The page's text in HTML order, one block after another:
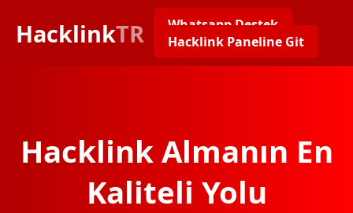
HacklinkTR
Whatsapp Destek
Hacklink Paneline Git
Hacklink Almanın En
Kaliteli Yolu